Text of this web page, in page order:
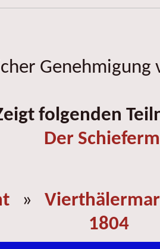
Genehmigung
folgenden
Der
»
1804